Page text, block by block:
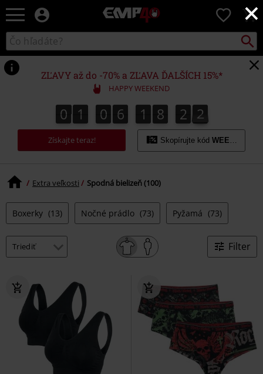
×
EMP
Hudba,
filmy
&
seriály,
Merch
pre
hráčov,
Alternatívna
móda
0
Katalóg
vyhľadávania
ZĽAVY až do -70% a ZĽAVA ĎALŠÍCH 15%*
HAPPY WEEKEND
0
0 1
1 0
0 6
6 1
1 8
8 2
2 0
1
0
2
1
Získajte teraz! Skopírujte kód WEEKEND
Extra veľkosti Spodná bielizeň (100)
Boxerky (13) Nočné prádlo (73) Pyžamá (73)
Filter